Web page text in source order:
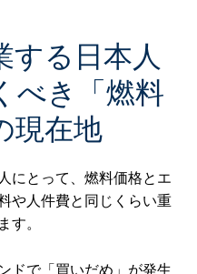
する日本人
べき「燃料
現在地
にとって、燃料価格とエ
や人件費と同じくらい重
す。
ドで「買いだめ」が発生